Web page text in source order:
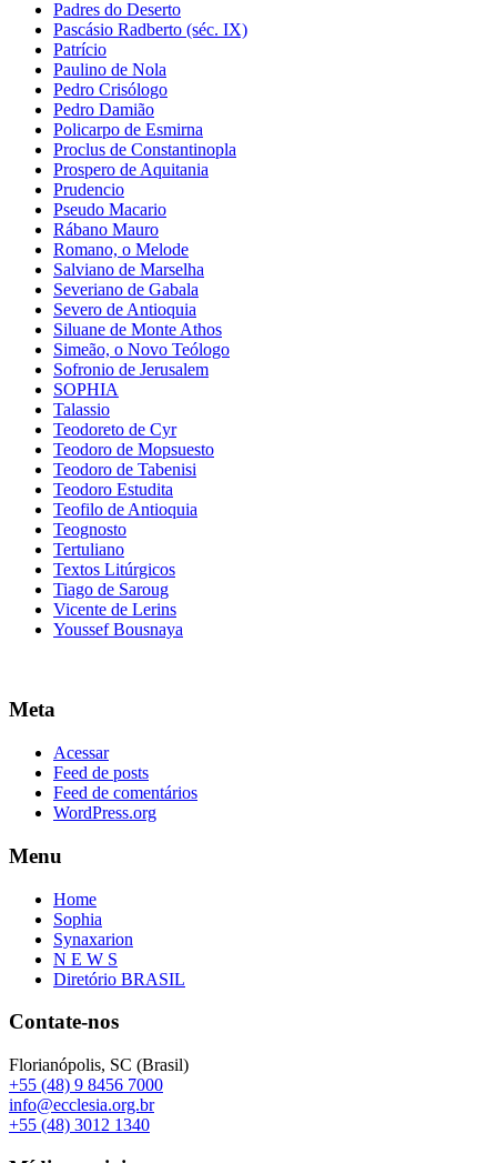
Padres do Deserto
Pascásio Radberto (séc. IX)
Patrício
Paulino de Nola
Pedro Crisólogo
Pedro Damião
Policarpo de Esmirna
Proclus de Constantinopla
Prospero de Aquitania
Prudencio
Pseudo Macario
Rábano Mauro
Romano, o Melode
Salviano de Marselha
Severiano de Gabala
Severo de Antioquia
Siluane de Monte Athos
Simeão, o Novo Teólogo
Sofronio de Jerusalem
SOPHIA
Talassio
Teodoreto de Cyr
Teodoro de Mopsuesto
Teodoro de Tabenisi
Teodoro Estudita
Teofilo de Antioquia
Teognosto
Tertuliano
Textos Litúrgicos
Tiago de Saroug
Vicente de Lerins
Youssef Bousnaya
Meta
Acessar
Feed de posts
Feed de comentários
WordPress.org
Menu
Home
Sophia
Synaxarion
N E W S
Diretório BRASIL
Contate-nos
Florianópolis, SC (Brasil)
+55 (48) 9 8456 7000
info@ecclesia.org.br
+55 (48) 3012 1340